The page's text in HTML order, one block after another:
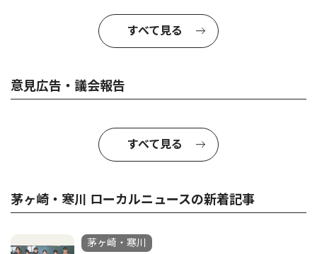
すべて見る
意見広告・議会報告
すべて見る
茅ヶ崎・寒川 ローカルニュースの新着記事
茅ヶ崎・寒川